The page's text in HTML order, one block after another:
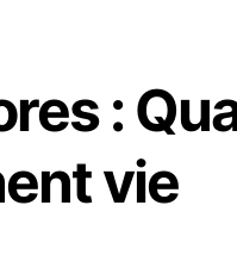
:
vie